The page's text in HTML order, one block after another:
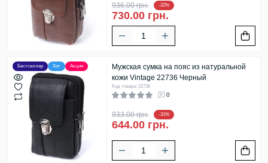
936.00 грн. -22%
730.00 грн.
Бестселлер Хит Акция
Мужская сумка на пояс из натуральной
кожи Vintage 22736 Черный
Код товара: 22736
0
933.00 грн. -31%
644.00 грн.